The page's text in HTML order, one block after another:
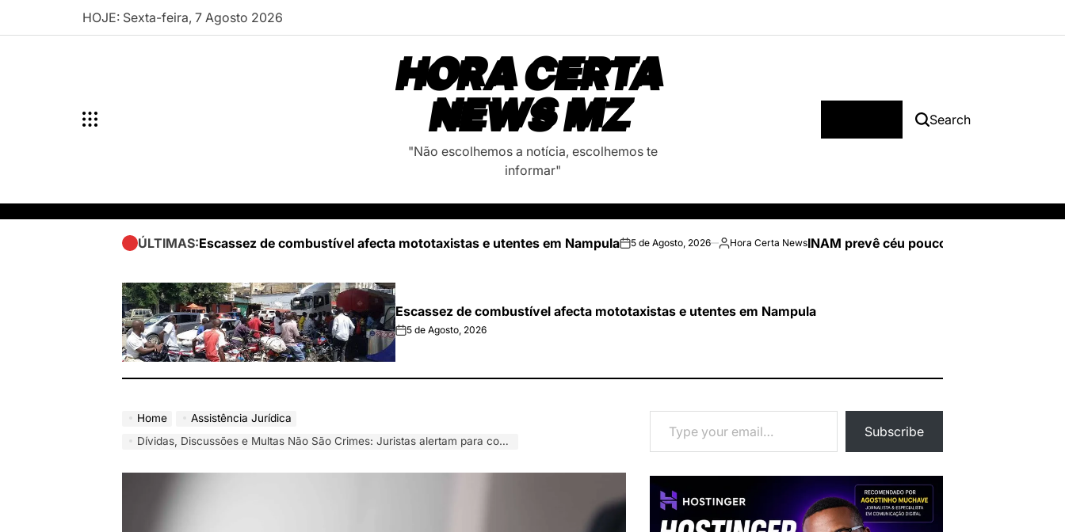
HOJE: Sexta-feira, 7 Agosto 2026
HORA CERTA
NEWS MZ
"Não escolhemos a notícia, escolhemos te
informar"
Search
ÚLTIMAS:Escassez de combustível afecta mototaxistas e utentes em Nampulaon5 de Agosto, 2026
Posted
Hora Certa NewsINAM prevê céu pouco nublado e
Escassez de combustível afecta mototaxistas e utentes em Nampula
on5 de Agosto, 2026
Home
Assistência Jurídica
Dívidas, Discussões e Multas Não São Crimes: Juristas alertam para confusão frequente entre ilícito civil e crime em Moçambique
Type your email…
Subscribe